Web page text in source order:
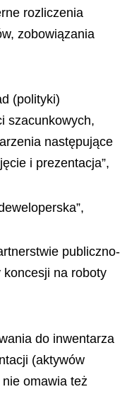
rozliczenia
zobowiązania
(polityki)
szacunkowych,
następujące
i prezentacja”,
”,
publiczno-
na roboty
do inwentarza
(aktywów
omawia też